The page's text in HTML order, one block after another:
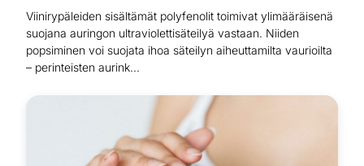
Viinirypäleiden sisältämät polyfenolit toimivat ylimääräisenä
suojana auringon ultraviolettisäteilyä vastaan. Niiden
popsiminen voi suojata ihoa säteilyn aiheuttamilta vaurioilta
– perinteisten aurink...